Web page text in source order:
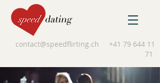
contact@speedflirting.ch
+41 79 644 11
71